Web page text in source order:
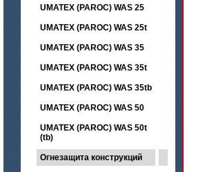
UMATEX (PAROC) WAS 25
UMATEX (PAROC) WAS 25t
UMATEX (PAROC) WAS 35
UMATEX (PAROC) WAS 35t
UMATEX (PAROC) WAS 35tb
UMATEX (PAROC) WAS 50
UMATEX (PAROC) WAS 50t
(tb)
Огнезащита конструкций